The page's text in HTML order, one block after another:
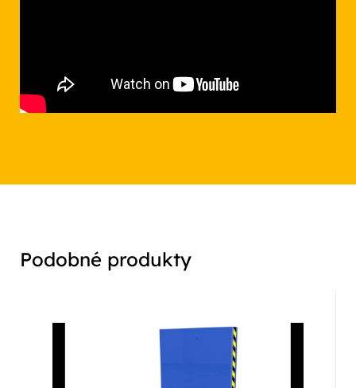
Podobné produkty